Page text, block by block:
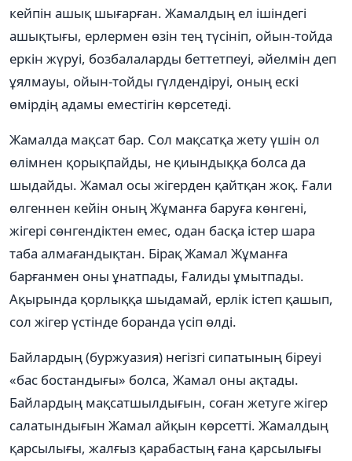
кейпін ашық шығарған. Жамалдың ел ішіндегі
ашықтығы, ерлермен өзін тең түсініп, ойын-тойда
еркін жүруі, бозбалаларды беттетпеуі, əйелмін деп
ұялмауы, ойын-тойды гүлдендіруі, оның ескі
өмірдің адамы еместігін көрсетеді.
Жамалда мақсат бар. Сол мақсатқа жету үшін ол
өлімнен қорықпайды, не қиындыққа болса да
шыдайды. Жамал осы жігерден қайтқан жоқ. Ғали
өлгеннен кейін оның Жұманға баруға көнгені,
жігері сөнгендіктен емес, одан басқа істер шара
таба алмағандықтан. Бірақ Жамал Жұманға
барғанмен оны ұнатпады, Ғалиды ұмытпады.
Ақырында қорлыққа шыдамай, ерлік істеп қашып,
сол жігер үстінде боранда үсіп өлді.
Байлардың (буржуазия) негізгі сипатының біреуі
«бас бостандығы» болса, Жамал оны ақтады.
Байлардың мақсатшылдығын, соған жетуге жігер
салатындығын Жамал айқын көрсетті. Жамалдың
қарсылығы, жалғыз қарабастың ғана қарсылығы